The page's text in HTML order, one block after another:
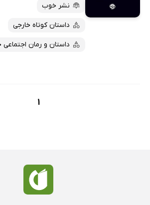
نشر خوب
داستان کوتاه خارجی
داستان و رمان اجتماعی
1